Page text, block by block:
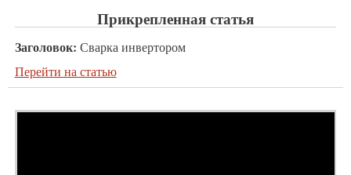
Прикрепленная статья
Заголовок: Сварка инвертором
Перейти на статью